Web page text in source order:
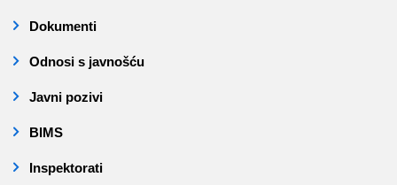
Dokumenti
Odnosi s javnošću
Javni pozivi
BIMS
Inspektorati